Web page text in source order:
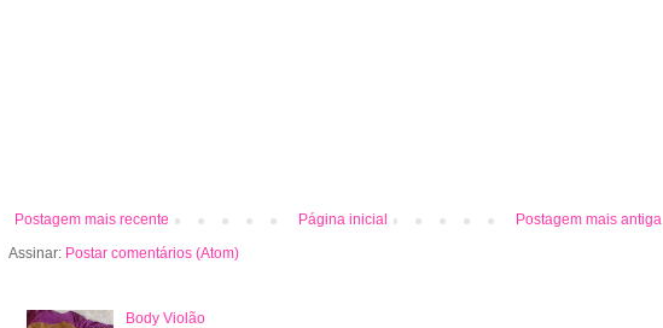
Postagem mais recente Postagem mais antiga
Página inicial
Assinar: Postar comentários (Atom)
Body Violão